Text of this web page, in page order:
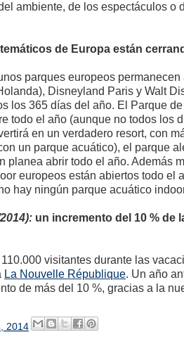
ambiente, de los espectáculos o
de Europa están
parques europeos permanecen
Disneyland Paris y Walt
los 365 días del año. El Parque
todo el año (aunque no todos los
en un verdadero resort, con
un parque acuático), el parque
planea abrir todo el año. Además
europeos están abiertos todo el
hay ningún parque acuático
un incremento del 10 % de
visitantes durante las
La Nouvelle République. Un año
de más del 10 %, gracias a la
2014